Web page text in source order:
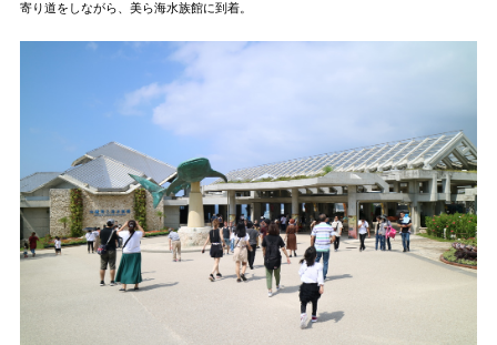
寄り道をしながら、美ら海水族館に到着。